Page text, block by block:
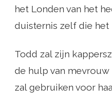
het Londen van het
duisternis zelf die het
Todd zal zijn
de hulp van
zal gebruiken voor